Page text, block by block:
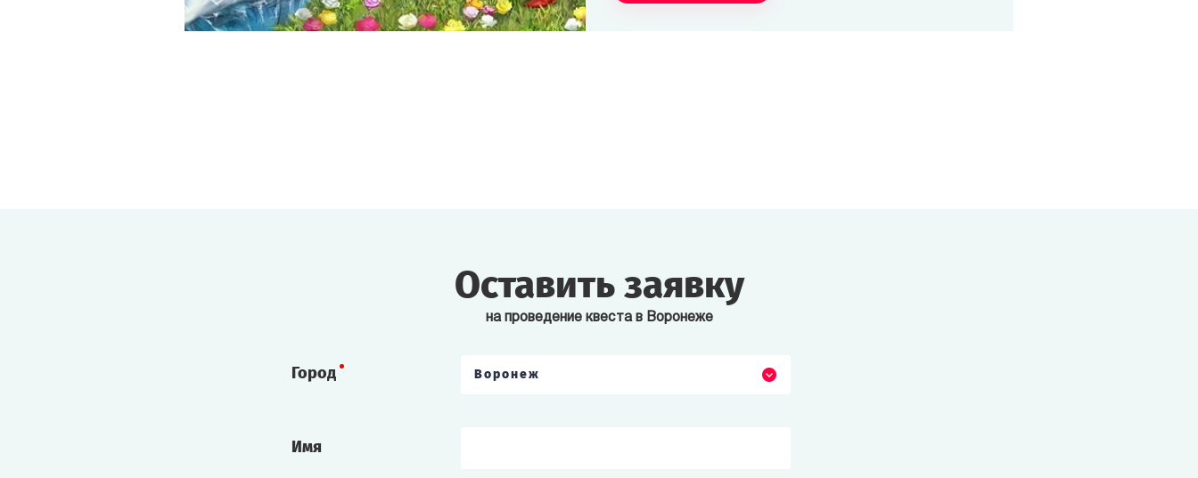
Оставить заявку
на проведение квеста в Воронеже
Город Воронеж
Имя